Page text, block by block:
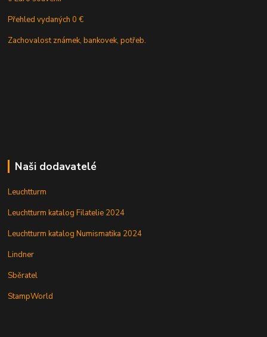
Přehled vydaných 0 €
Zachovalost známek, bankovek, potřeb.
Naši dodavatelé
Leuchtturm
Leuchtturm katalog Filatelie 2024
Leuchtturm katalog Numismatika 2024
Lindner
Sběratel
StampWorld